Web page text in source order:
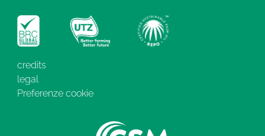
credits
legal
Preferenze cookie